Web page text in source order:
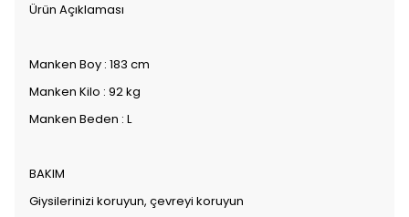
Ürün Açıklaması
Manken Boy : 183 cm
Manken Kilo : 92 kg
Manken Beden : L
BAKIM
Giysilerinizi koruyun, çevreyi koruyun